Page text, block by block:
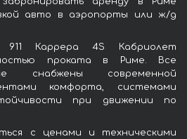
авто в аэропорты или ж/д
Каррера 4S Кабриолет
проката в Риме. Все
снабжены современной
комфорта, системами
при движении по
с ценами и техническими